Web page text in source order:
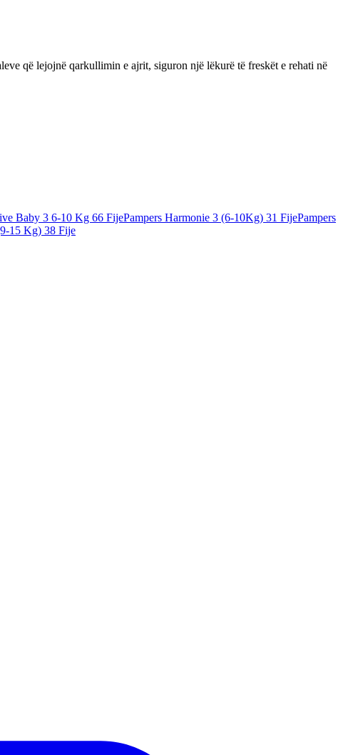
që lejojnë qarkullimin e ajrit, siguron një lëkurë të freskët e rehati në
Baby 3 6-10 Kg 66 FijePampers Harmonie 3 (6-10Kg) 31 FijePampers
15 Kg) 38 Fije